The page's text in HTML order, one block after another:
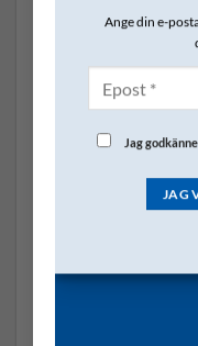
Ange din e-
Jag
FILTERPATRON WAM
SKU: W-KFNC3001PB3JC